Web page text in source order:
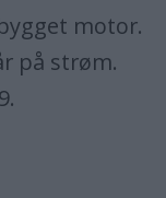
motor.
på strøm.